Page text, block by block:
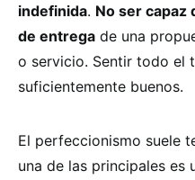
indefinida. No ser capaz
de entrega de una
o servicio. Sentir todo el
suficientemente buenos.
El perfeccionismo suele
una de las principales es